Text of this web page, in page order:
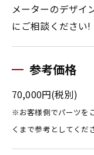
メーターのデザイ
にご相談ください!
参考価格
70,000円(税別)
※お客様側でパーツを
くまで参考としてくだ